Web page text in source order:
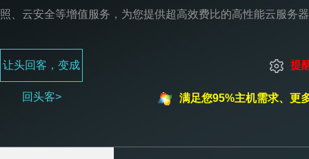
照、云安全等增值服务，为您提供超高效费比的高性能云服务
提
让头回客，变成
回头客> 满足您95%主机需求、更